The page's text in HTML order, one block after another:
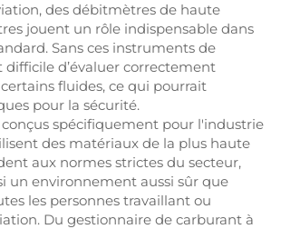
des débitmètres de haute
jouent un rôle indispensable dans
Sans ces instruments de
difficile d’évaluer correctement
fluides, ce qui pourrait
pour la sécurité.
spécifiquement pour l'industrie
des matériaux de la plus haute
aux normes strictes du secteur,
un environnement aussi sûr que
les personnes travaillant ou
Du gestionnaire de carburant à